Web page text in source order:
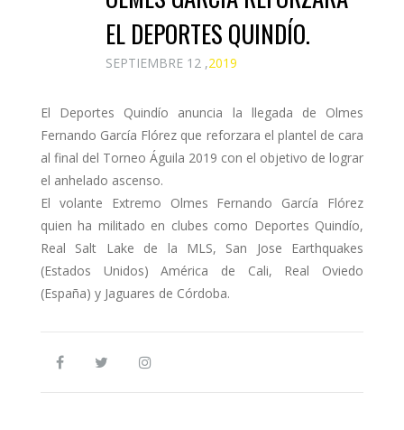
EL DEPORTES QUINDÍO.
SEPTIEMBRE 12 ,2019
El Deportes Quindío anuncia la llegada de Olmes
Fernando García Flórez que reforzara el plantel de cara
al final del Torneo Águila 2019 con el objetivo de lograr
el anhelado ascenso.
El volante Extremo Olmes Fernando García Flórez
quien ha militado en clubes como Deportes Quindío,
Real Salt Lake de la MLS, San Jose Earthquakes
(Estados Unidos) América de Cali, Real Oviedo
(España) y Jaguares de Córdoba.